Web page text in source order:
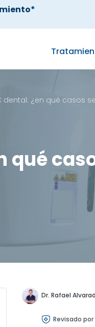
dental: ¿en qué casos
qué
Dr. Rafael
Revisado